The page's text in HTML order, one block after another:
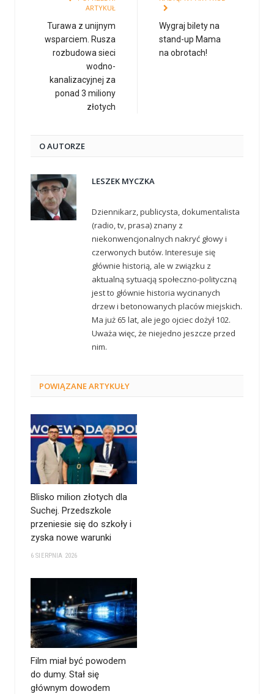
ARTYKUŁ
Turawa z unijnym
wsparciem. Rusza
rozbudowa sieci
wodno-
kanalizacyjnej za
ponad 3 miliony
złotych
Wygraj bilety na
stand-up Mama
na obrotach!
O AUTORZE
LESZEK MYCZKA
Dziennikarz, publicysta, dokumentalista
(radio, tv, prasa) znany z
niekonwencjonalnych nakryć głowy i
czerwonych butów. Interesuje się
głównie historią, ale w związku z
aktualną sytuacją społeczno-polityczną
jest to głównie historia wycinanych
drzew i betonowanych placów miejskich.
Ma już 65 lat, ale jego ojciec dożył 102.
Uważa więc, że niejedno jeszcze przed
nim.
POWIĄZANEARTYKUŁY
Blisko milion złotych dla
Suchej. Przedszkole
przeniesie się do szkoły i
zyska nowe warunki
6 SIERPNIA 2026
Film miał być powodem
do dumy. Stał się
głównym dowodem